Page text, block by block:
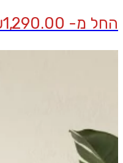
החל מ- 1,290.00